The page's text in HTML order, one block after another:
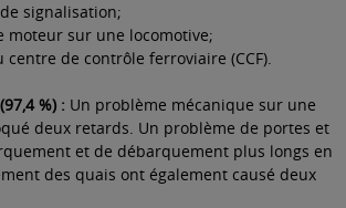
signalisation;
moteur sur une locomotive;
centre de contrôle ferroviaire (CCF).
%) : Un problème mécanique sur une
deux retards. Un problème de portes et
et de débarquement plus longs en
des quais ont également causé deux